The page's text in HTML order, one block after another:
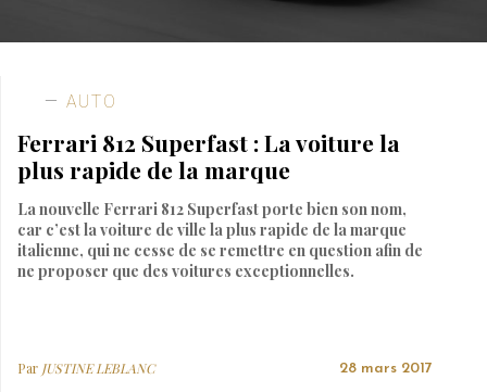
AUTO
Ferrari 812 Superfast : La voiture la
plus rapide de la marque
La nouvelle Ferrari 812 Superfast porte bien son nom,
car c’est la voiture de ville la plus rapide de la marque
italienne, qui ne cesse de se remettre en question afin de
ne proposer que des voitures exceptionnelles.
Par JUSTINE LEBLANC 28 mars 2017